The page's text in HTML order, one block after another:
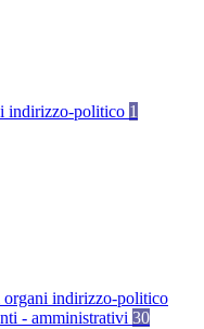
indirizzo-politico 1
organi indirizzo-politico
- amministrativi 30